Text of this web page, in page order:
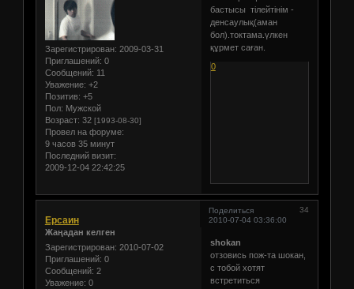
Зарегистрирован: 2009-03-31
Приглашений: 0
Сообщений: 11
Уважение: +2
Позитив: +5
Пол: Мужской
Возраст: 32 [1993-08-30]
Провел на форуме:
9 часов 35 минут
Последний визит:
2009-12-04 22:42:25
бастысы тілейтінім -
денсаулық(аман
бол).токтама.үлкен
құрмет саған.
0
Поделиться
34
2010-07-04 03:36:00
Ерсаин
Жаңадан келген
Зарегистрирован: 2010-07-02
Приглашений: 0
Сообщений: 2
Уважение: 0
shokan
отзовись пож-та шокан,
с тобой хотят
встретиться